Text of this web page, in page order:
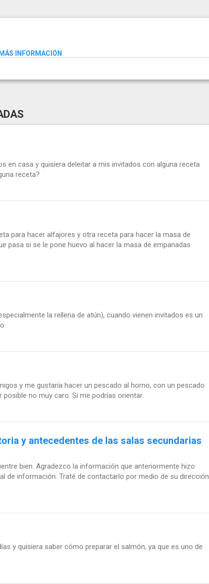
INFORMACIÓN
en casa y quisiera deleitar a mis invitados con alguna receta
receta?
para hacer alfajores y otra receta para hacer la masa de
pasa si se le pone huevo al hacer la masa de empanadas
la rellena de atún), cuando vienen invitados es un
y me gustaría hacer un pescado al horno, con un pescado
no muy caro. Si me podrías orientar.
y antecedentes de las salas secundarias
bien. Agradezco la información que anteriormente hizo
de información. Traté de contactarlo por medio de su dirección
y quisiera saber cómo preparar el salmón, ya que es uno de